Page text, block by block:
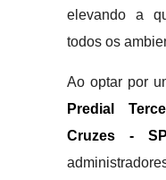
elevando a
todos os
Ao optar por
Predial
Cruzes - SP